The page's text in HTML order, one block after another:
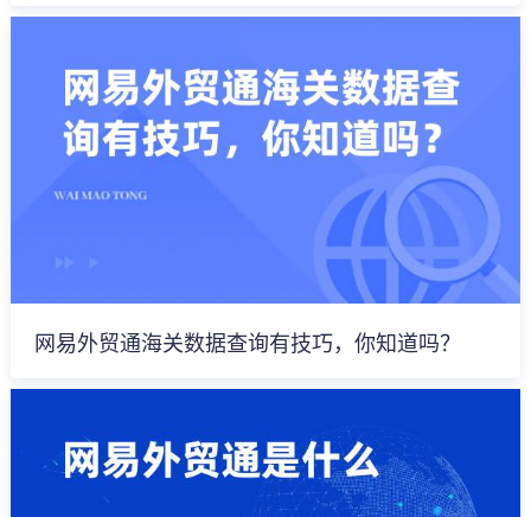
网易外贸通海关数据查询有技巧，你知道吗？